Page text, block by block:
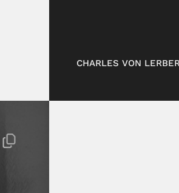
CHARLES VON